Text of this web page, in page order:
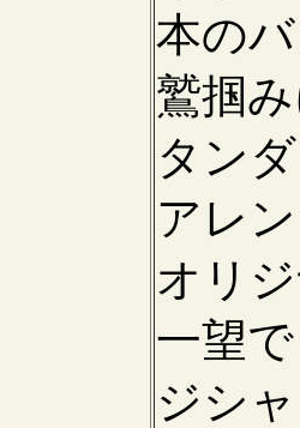
本の
鷲掴
タン
アレ
オリ
一望
ジシ